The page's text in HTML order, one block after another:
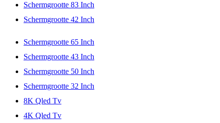
Schermgrootte 83 Inch
Schermgrootte 42 Inch
Schermgrootte 65 Inch
Schermgrootte 43 Inch
Schermgrootte 50 Inch
Schermgrootte 32 Inch
8K Qled Tv
4K Qled Tv